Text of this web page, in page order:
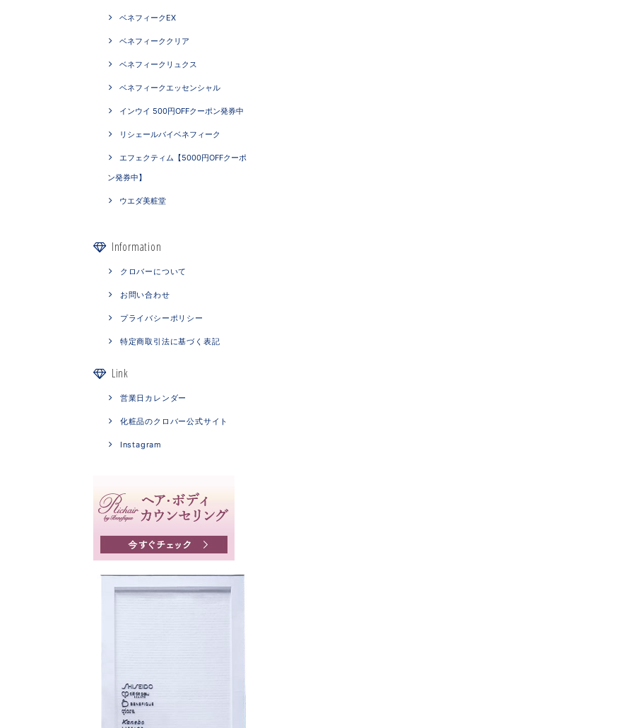
ベネフィークEX
ベネフィーククリア
ベネフィークリュクス
ベネフィークエッセンシャル
インウイ 500円OFFクーポン発券中
リシェールバイベネフィーク
エフェクティム【5000円OFFクーポ
ン発券中】
ウエダ美粧堂
Information
クロバーについて
お問い合わせ
プライバシーポリシー
特定商取引法に基づく表記
Link
営業日カレンダー
化粧品のクロバー公式サイト
Instagram